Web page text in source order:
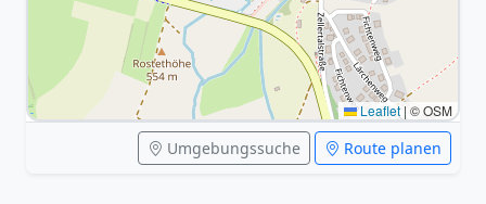
Leaflet | © OSM
Umgebungssuche Route planen